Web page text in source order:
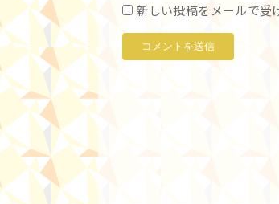
新しい投稿をメールで受